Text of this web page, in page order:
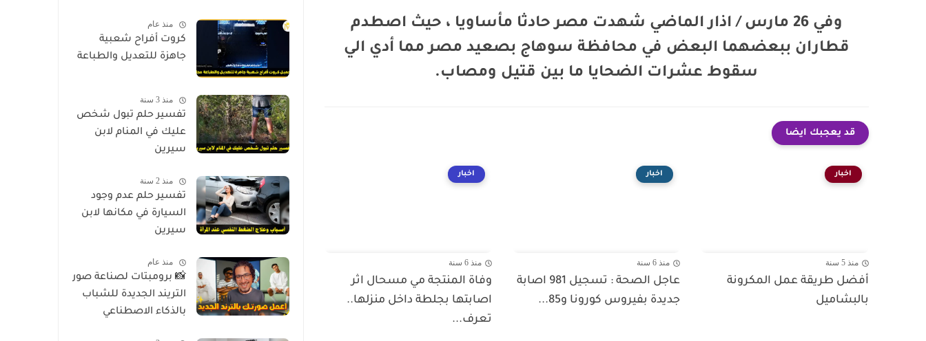
وفي 26 مارس / اذار الماضي شهدت مصر حادثا مأساويا ، حيث اصطدم
قطاران ببعضهما البعض في محافظة سوهاج بصعيد مصر مما أدي الي
سقوط عشرات الضحايا ما بين قتيل ومصاب.
قد يعجبك ايضا
اخبار
منذ 5 سنة
أفضل طريقة عمل المكرونة
بالبشاميل
اخبار
منذ 6 سنة
عاجل الصحة : تسجيل 981 اصابة
جديدة بفيروس كورونا و85...
اخبار
منذ 6 سنة
وفاة المنتجة مي مسحال اثر
اصابتها بجلطة داخل منزلها..
تعرف...
منذ عام
كروت أفراح شعبية
جاهزة للتعديل والطباعة
منذ 3 سنة
تفسير حلم تبول شخص
عليك في المنام لابن
سيرين
منذ 2 سنة
تفسير حلم عدم وجود
السيارة في مكانها لابن
سيرين
منذ عام
📸 برومبتات لصناعة صور
التريند الجديدة للشباب
بالذكاء الاصطناعي